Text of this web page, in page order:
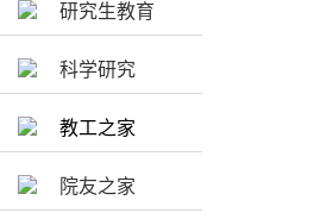
研究生教育
科学研究
教工之家
院友之家